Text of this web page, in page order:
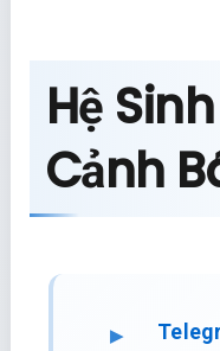
Hệ
Cảnh